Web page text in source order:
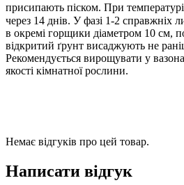
присипають піском. При
через 14 днів. У фазі 1-2 справжніх
в окремі горщики діаметром 10 см,
відкритий ґрунт висаджують не
Рекомендується вирощувати у
якості кімнатної рослини.
Немає відгуків про цей товар.
Написати відгук